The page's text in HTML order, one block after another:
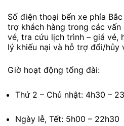
Số điện thoại bến xe phía
trợ khách hàng trong các
vé, tra cứu lịch trình – giá vé,
lý khiếu nại và hỗ trợ đổi/hủy
Giờ hoạt động tổng đài:
Thứ 2 – Chủ nhật: 4h30 –
Ngày lễ, Tết: 5h00 – 22h30